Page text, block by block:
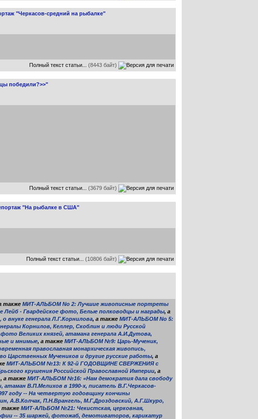
"Черкасов-средний на рыбалке"
Полный текст статьи... (8443 байт)
победили?>>"
Полный текст статьи... (3679 байт)
"На рыбалке в США"
Полный текст статьи... (10806 байт)
также МИТ-АЛЬБОМ No 2: Лучшие живописные портреты
- Гвардейское фото, Белые полководцы и награды, а
внуке генерала Л.Г.Корнилова, а также МИТ-АЛЬБОМ No 5:
Корнилов, Келлер, Скоблин и люди Русской
Великих князей, атамана генерала А.И.Дутова,
и мнимые, а также МИТ-АЛЬБОМ №9: Царь-Мученик,
православная монархическая живопись,
Мучеников и другие русские работы, а
МИТ-АЛЬБОМ №13: К 92-й ГОДОВЩИНЕ СВЕРЖЕНИЯ с
крушения Российской Православной Империи, а
, а также МИТ-АЛЬБОМ №16: «Нам демократия дала свободу
В.П.Мелихов в 1990-х, писатель В.Г.Черкасов-
году -- На четвертую годовщину кончины
А.В.Колчак, П.Н.Врангель, М.Г.Дроздовский, А.Г.Шкуро,
также МИТ-АЛЬБОМ №21: Чекистская, церковная,
-- 35 шаржей, фотожаб, демотиваторов, карикатур